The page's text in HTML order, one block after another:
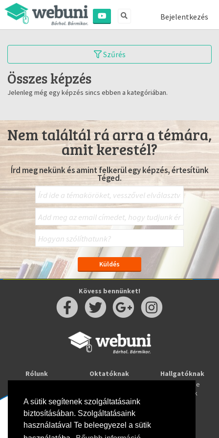
A sütik segítenek szolgáltatásaink
biztosításában. Szolgáltatásaink
használatával Te beleegyezel a sütik
Bejelentkezés
Szűrés
Összes képzés
Jelenleg még egy képzés sincs ebben a kategóriában.
Nem találtál rá arra a témára,
amit kerestél?
Írd meg nekünk és amint felkerül egy képzés, értesítünk
Téged.
Kövess bennünket!
Rólunk
Oktatóknak
Webuni Stúdió
Hallgatóknak
Tanulj online
Képzések
Info
Adatkezelési tájékoztató
ÁSZF